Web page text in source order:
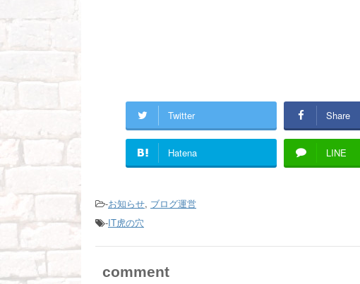
Twitter Share
Hatena LINE
-お知らせ, ブログ運営
-IT虎の穴
comment